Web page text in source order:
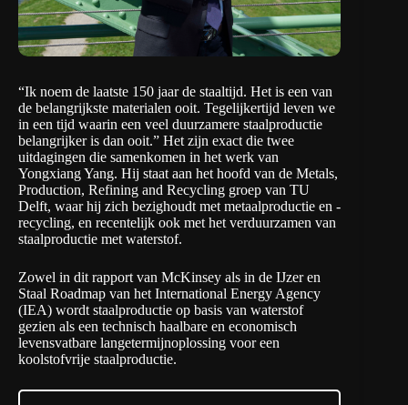
“Ik noem de laatste 150 jaar de staaltijd. Het is een van
de belangrijkste materialen ooit. Tegelijkertijd leven we
in een tijd waarin een veel duurzamere staalproductie
belangrijker is dan ooit.” Het zijn exact die twee
uitdagingen die samenkomen in het werk van
Yongxiang Yang. Hij staat aan het hoofd van de Metals,
Production, Refining and Recycling groep van TU
Delft, waar hij zich bezighoudt met metaalproductie en -
recycling, en recentelijk ook met het verduurzamen van
staalproductie met waterstof.
Zowel in dit rapport van McKinsey als in de IJzer en
Staal Roadmap van het International Energy Agency
(IEA) wordt staalproductie op basis van waterstof
gezien als een technisch haalbare en economisch
levensvatbare langetermijnoplossing voor een
koolstofvrije staalproductie.